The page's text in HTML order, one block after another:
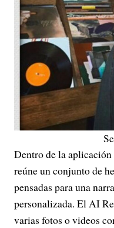
Dentro de la
reúne un conjunto de
pensadas para una
personalizada. El AI
varias fotos o videos